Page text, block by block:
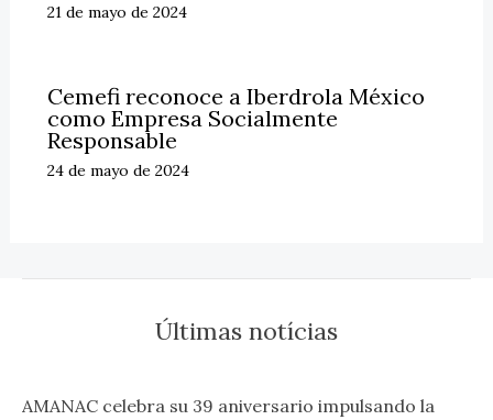
21 de mayo de 2024
Cemefi reconoce a Iberdrola México
como Empresa Socialmente
Responsable
24 de mayo de 2024
Últimas notícias
AMANAC celebra su 39 aniversario impulsando la